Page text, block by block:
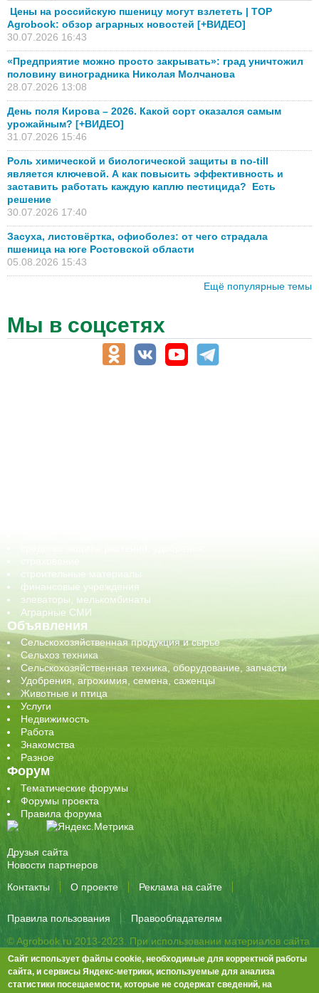
Цены на российскую пшеницу могут взлететь | TOP
Agrobook: обзор аграрных новостей [+ВИДЕО]
30.07.2026 16:43
«Предприятие можно просто закрывать»: град уничтожил
половину виноградника Николая Молчанова
28.07.2026 13:08
День поля Кирова – 2026. Какой сорт оказался самым
урожайным? [+ВИДЕО]
31.07.2026 15:46
Роль химической и биологической защиты в no-till
является ключевой. А как повысить эффективность и
заставить работать каждую каплю пестицида? Есть
решение
30.07.2026 17:40
Засуха, листовёртка, офиоболез: от чего страдала
пшеница на юге Ростовской области
05.08.2026 15:43
Ещё популярные темы
Мы в соцсетях
строительные материалы
финансовые учреждения
элеваторы, мелькомбинаты
Аграрные СМИ
Объявления
Сельскохозяйственная продукция и сырье
Сельхоз техника
Сельскохозяйственная техника, оборудование, запчасти
Удобрения, агрохимия, семена, саженцы
Животные и птица
Услуги
Недвижимость
Работа
Знакомства
Разное
Форум
Тематические форумы
Форумы проекта
Правила форума
Друзья сайта
Новости партнеров
Контакты
О проекте Реклама на сайте
Правила пользования
Правообладателям
© Agrobook.ru 2013-2023. При использовании материалов сайта
активная ссылка на публикацию обязательна.
344000, Ростов-на-Дону, ул. Города Волос, д.6, 8 этаж, офис 803
Тел./факс: +7 (863) 282-83-13 e-mail:info@agrobook.ru
Сайт использует файлы cookie, необходимые для корректной работы
сайта, и сервисы Яндекс-метрики, используемые для анализа
статистики посещаемости, которые не содержат сведений, на